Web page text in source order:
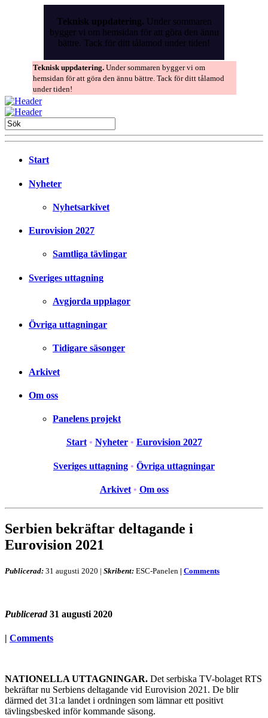
Teknisk uppdatering. Under sommaren
bygger vi om hemsidan för att göra den ännu
bättre. Tack för ditt tålamod under tiden!
Teknisk uppdatering. Under sommaren bygger vi om
hemsidan för att göra den ännu bättre. Tack för ditt tålamod
under tiden!
Start
Nyheter
Nyhetsarkivet
Eurovision 2027
Samtliga tävlingar
Sveriges uttagning
Avgjorda upplagor
Övriga uttagningar
Tidigare säsonger
Arkivet
Om oss
Panelens projekt
Start • Nyheter • Eurovision 2027
Sveriges uttagning • Övriga uttagningar
Arkivet • Om oss
Serbien bekräftar deltagande i
Eurovision 2021
Publicerad: 31 augusti 2020 | Skribent: ESC-Panelen | Comments
Publicerad 31 augusti 2020
| Comments
NATIONELLA UTTAGNINGAR. Det serbiska TV-bolaget RTS
bekräftar nu Serbiens deltagande vid Eurovision 2021. De blir
därmed det 31:a landet i ordningen som lämnar ett positivt
tävlingsbesked inför kommande säsong.